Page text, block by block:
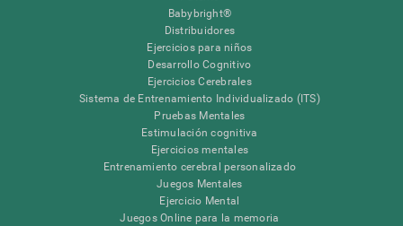
Babybright®
Distribuidores
Ejercicios para niños
Desarrollo Cognitivo
Ejercicios Cerebrales
Sistema de Entrenamiento Individualizado (ITS)
Pruebas Mentales
Estimulación cognitiva
Ejercicios mentales
Entrenamiento cerebral personalizado
Juegos Mentales
Ejercicio Mental
Juegos Online para la memoria